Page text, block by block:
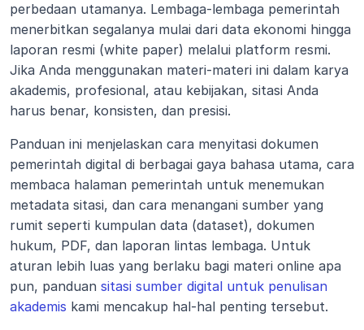
perbedaan utamanya. Lembaga-lembaga pemerintah
menerbitkan segalanya mulai dari data ekonomi hingga
laporan resmi (white paper) melalui platform resmi.
Jika Anda menggunakan materi-materi ini dalam karya
akademis, profesional, atau kebijakan, sitasi Anda
harus benar, konsisten, dan presisi.
Panduan ini menjelaskan cara menyitasi dokumen
pemerintah digital di berbagai gaya bahasa utama, cara
membaca halaman pemerintah untuk menemukan
metadata sitasi, dan cara menangani sumber yang
rumit seperti kumpulan data (dataset), dokumen
hukum, PDF, dan laporan lintas lembaga. Untuk
aturan lebih luas yang berlaku bagi materi online apa
pun, panduan sitasi sumber digital untuk penulisan
akademis kami mencakup hal-hal penting tersebut.